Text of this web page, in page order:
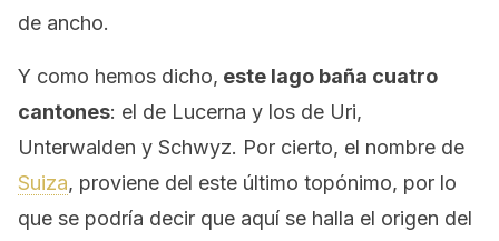
de ancho.
Y como hemos dicho, este lago baña cuatro
cantones: el de Lucerna y los de Uri,
Unterwalden y Schwyz. Por cierto, el nombre de
Suiza, proviene del este último topónimo, por lo
que se podría decir que aquí se halla el origen del